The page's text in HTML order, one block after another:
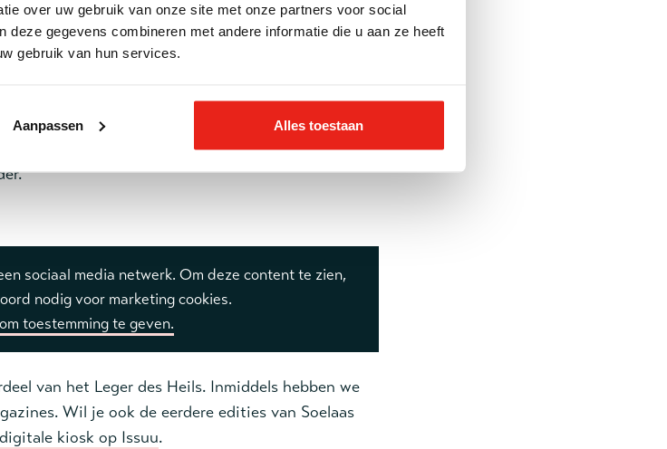
over uw gebruik van onze site met onze partners voor social
gegevens combineren met andere informatie die u aan ze heeft
gebruik van hun services.
Aanpassen Alles toestaan
lezen
van Soelaas doorbladeren. Ben je benieuwd naar
sociaal media netwerk. Om deze content te zien,
nodig voor marketing cookies.
toestemming te geven.
van het Leger des Heils. Inmiddels hebben we
Wil je ook de eerdere edities van Soelaas
digitale kiosk op Issuu.